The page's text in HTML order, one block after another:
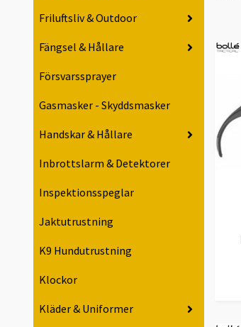
Friluftsliv & Outdoor
Fängsel & Hållare
Försvarssprayer
Gasmasker - Skyddsmasker
Handskar & Hållare
Inbrottslarm & Detektorer
Inspektionsspeglar
Jaktutrustning
K9 Hundutrustning
Klockor
Kläder & Uniformer